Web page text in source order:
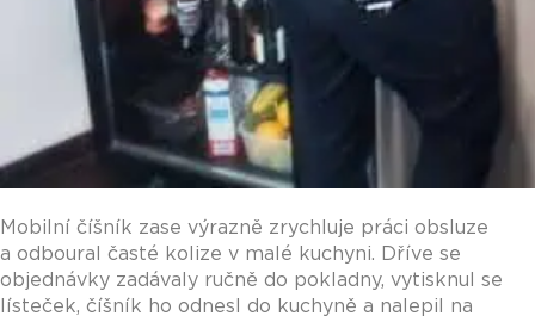
Mobilní číšník zase výrazně zrychluje práci obsluze
a odboural časté kolize v malé kuchyni. Dříve se
objednávky zadávaly ručně do pokladny, vytisknul se
lísteček, číšník ho odnesl do kuchyně a nalepil na